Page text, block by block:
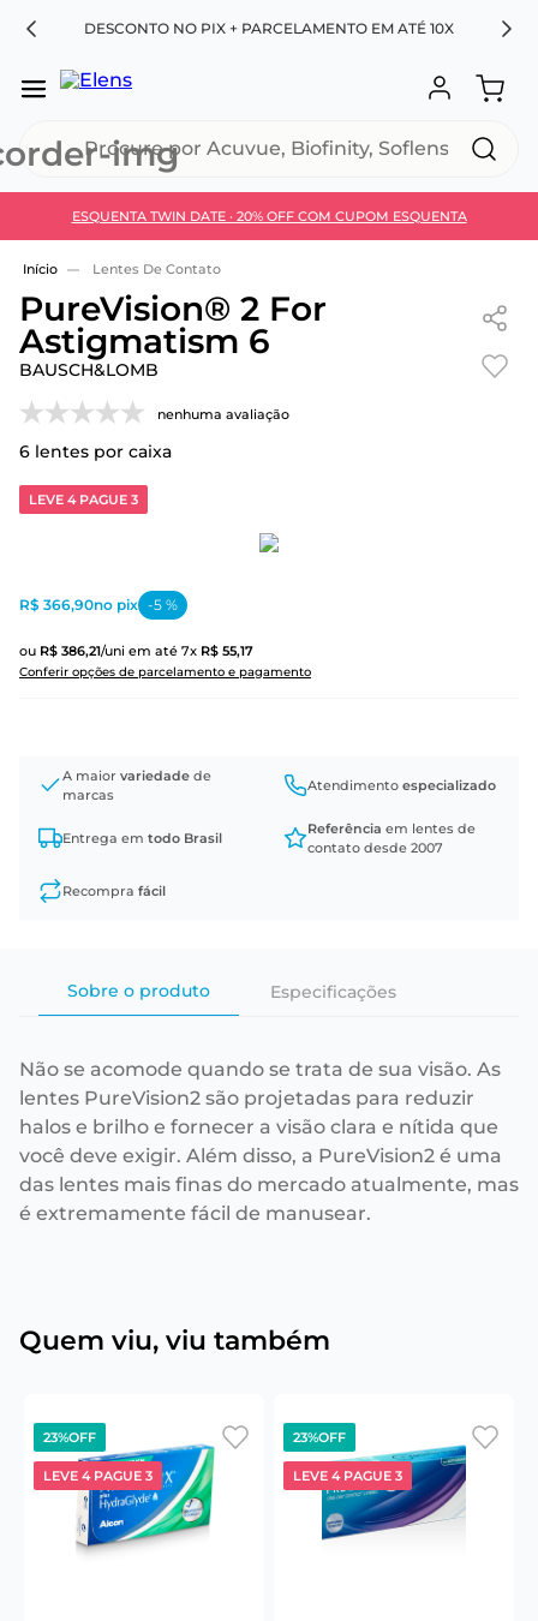
DESCONTO NO PIX + PARCELAMENTO EM ATÉ 10X
ESQUENTA TWIN DATE · 20% OFF COM CUPOM ESQUENTA
Use 30HOJE e ganhe 30% OFF + economia extra no
Lentes De Contato
PureVision® 2 For
Astigmatism 6
BAUSCH&LOMB
nenhuma avaliação
6 lentes por caixa
LEVE 4 PAGUE 3
ou R$ 386,21/uni em até 7x R$ 55,17
Conferir opções de parcelamento e pagamento
R$ 366,90no pix -5 %
A maior variedade de
marcas
Atendimento especializado
Entrega em todo Brasil
Referência em lentes de
contato desde 2007
Recompra fácil
Sobre o produto Especificações
Não se acomode quando se trata de sua visão. As
lentes PureVision2 são projetadas para reduzir
halos e brilho e fornecer a visão clara e nítida que
você deve exigir. Além disso, a PureVision2 é uma
das lentes mais finas do mercado atualmente, mas
é extremamente fácil de manusear.
Quem viu, viu também
23%OFF
LEVE 4 PAGUE 3
23%OFF
LEVE 4 PAGUE 3